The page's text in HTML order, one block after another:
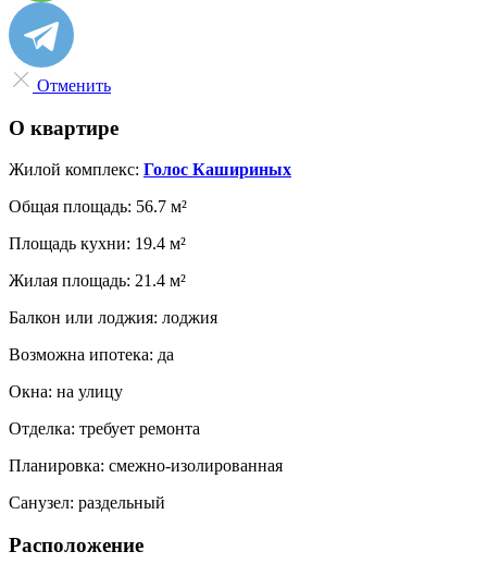
Отменить
О квартире
Жилой комплекс: Голос Кашириных
Общая площадь: 56.7 м²
Площадь кухни: 19.4 м²
Жилая площадь: 21.4 м²
Балкон или лоджия: лоджия
Возможна ипотека: да
Окна: на улицу
Отделка: требует ремонта
Планировка: смежно-изолированная
Санузел: раздельный
Расположение